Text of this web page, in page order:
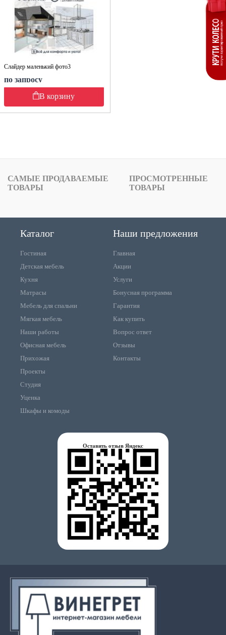
Слайдер маленький фото3
по запросу
В корзину
САМЫЕ ПРОДАВАЕМЫЕ
ТОВАРЫ
ПРОСМОТРЕННЫЕ
ТОВАРЫ
Каталог
Гостиная
Детская мебель
Кухня
Матрасы
Мебель для спальни
Мягкая мебель
Наши работы
Офисная мебель
Прихожая
Проекты
Студия
Уценка
Шкафы и комоды
Наши предложения
Главная
Акции
Услуги
Бонусная программа
Гарантия
Как купить
Вопрос ответ
Отзывы
Контакты
Оставить отзыв Яндекс